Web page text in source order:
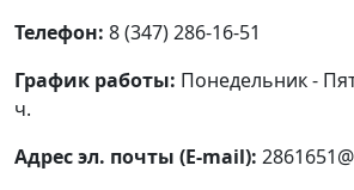
Телефон: 8 (347) 286-16-51
График работы: Понедельник -
ч.
Адрес эл. почты (E-mail):